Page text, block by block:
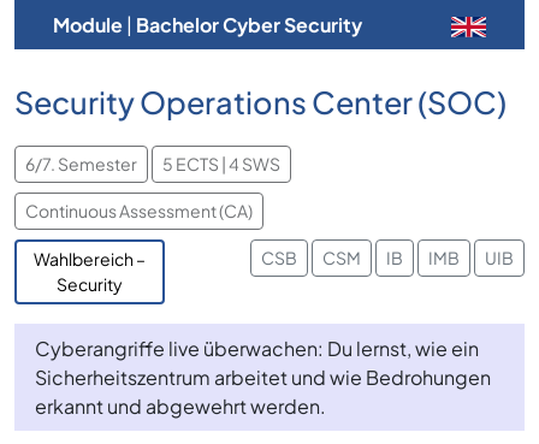
Module| Bachelor Cyber Security
Security Operations Center (SOC)
6/7. Semester 5 ECTS | 4 SWS
Continuous Assessment (CA)
Wahlbereich –
Security
CSB CSM IB IMB UIB
Cyberangriffe live überwachen: Du lernst, wie ein
Sicherheitszentrum arbeitet und wie Bedrohungen
erkannt und abgewehrt werden.